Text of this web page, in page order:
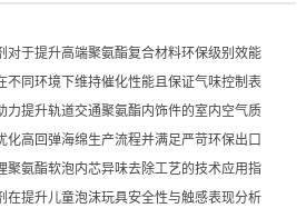
对于提升高端聚氨酯复合材料环保级别效能
不同环境下维持催化性能且保证气味控制表
力提升轨道交通聚氨酯内饰件的室内空气质
化高回弹海绵生产流程并满足严苛环保出口
聚氨酯软泡内芯异味去除工艺的技术应用指
在提升儿童泡沫玩具安全性与触感表现分析